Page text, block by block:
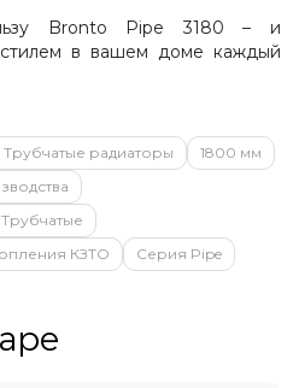
Bronto Pipe 3180 – и
в вашем доме каждый
Трубчатые радиаторы
1800 мм
Трубчатые
КЗТО
Серия Pipe